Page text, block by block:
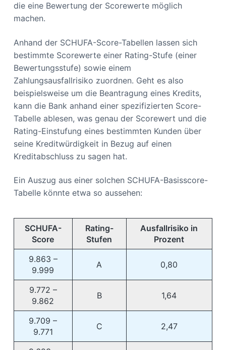
die eine Bewertung der Scorewerte möglich
machen.
Anhand der SCHUFA-Score-Tabellen lassen sich
bestimmte Scorewerte einer Rating-Stufe (einer
Bewertungsstufe) sowie einem
Zahlungsausfallrisiko zuordnen. Geht es also
beispielsweise um die Beantragung eines Kredits,
kann die Bank anhand einer spezifizierten Score-
Tabelle ablesen, was genau der Scorewert und die
Rating-Einstufung eines bestimmten Kunden über
seine Kreditwürdigkeit in Bezug auf einen
Kreditabschluss zu sagen hat.
Ein Auszug aus einer solchen SCHUFA-Basisscore-
Tabelle könnte etwa so aussehen:
SCHUFA-
Score
Rating-
Stufen
Ausfallrisiko in
Prozent
9.863 –
9.999
A 0,80
9.772 –
9.862
B 1,64
9.709 –
9.771
C 2,47